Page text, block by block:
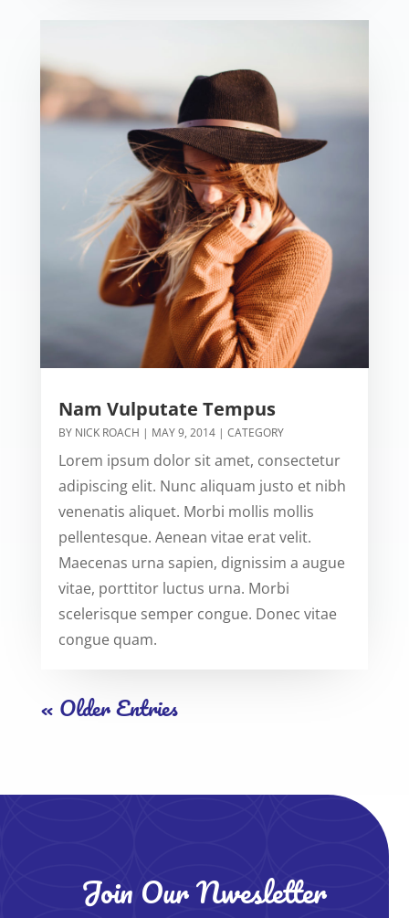
Nam Vulputate Tempus
BY NICK ROACH | MAY 9, 2014| CATEGORY
Lorem ipsum dolor sit amet, consectetur
adipiscing elit. Nunc aliquam justo et nibh
venenatis aliquet. Morbi mollis mollis
pellentesque. Aenean vitae erat velit.
Maecenas urna sapien, dignissim a augue
vitae, porttitor luctus urna. Morbi
scelerisque semper congue. Donec vitae
congue quam.
« Older Entries
Join Our Nwesletter